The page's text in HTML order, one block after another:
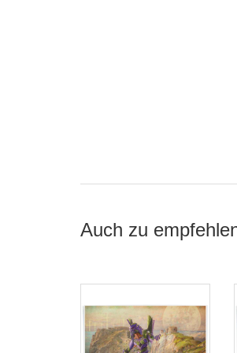
Auch zu